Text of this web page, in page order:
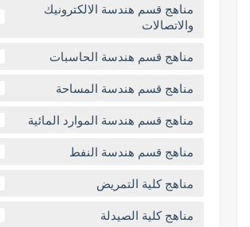
مناهج قسم هندسة الالكترونيك
والاتصالات
مناهج قسم هندسة الحاسبات
مناهج قسم هندسة المساحة
مناهج قسم هندسة الموارد المائية
مناهج قسم هندسة النفط
مناهج كلية التمريض
مناهج كلية الصيدلة